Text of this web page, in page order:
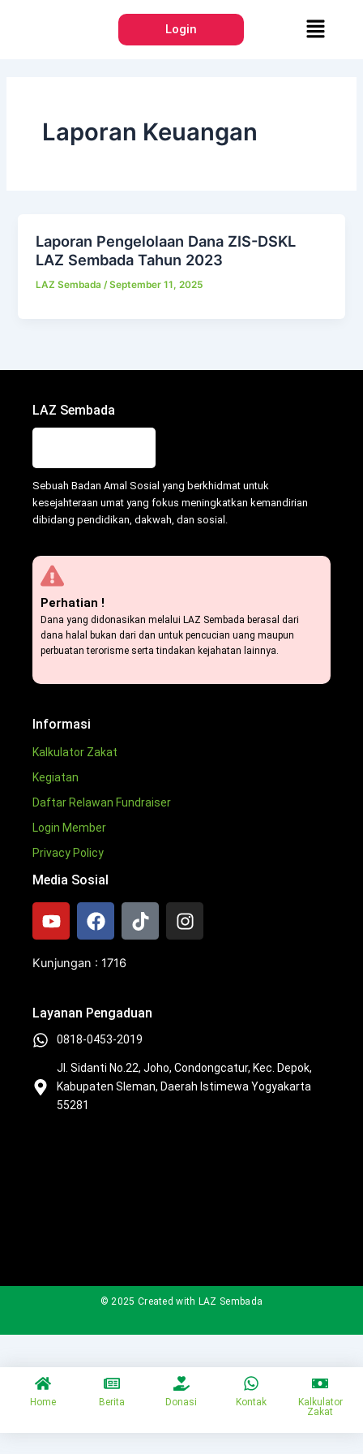
Login Menu
Laporan Keuangan
Laporan Pengelolaan Dana ZIS-DSKL
LAZ Sembada Tahun 2023
LAZ Sembada /September 11, 2025
LAZ Sembada
Sebuah Badan Amal Sosial yang berkhidmat untuk
kesejahteraan umat yang fokus meningkatkan kemandirian
dibidang pendidikan, dakwah, dan sosial.
Perhatian !
Dana yang didonasikan melalui LAZ Sembada berasal dari
dana halal bukan dari dan untuk pencucian uang maupun
perbuatan terorisme serta tindakan kejahatan lainnya.
Informasi
Kalkulator Zakat
Kegiatan
Daftar Relawan Fundraiser
Login Member
Privacy Policy
Media Sosial
Y
o
t
e
F
a
e
o
k
T
i
I
n
m
Kunjungan : 1716
Layanan Pengaduan
0818-0453-2019
Jl. Sidanti No.22, Joho, Condongcatur, Kec. Depok,
Kabupaten Sleman, Daerah Istimewa Yogyakarta
55281
© 2025 Created with LAZ Sembada
Home Berita Donasi Kontak
Kalkulator
Zakat